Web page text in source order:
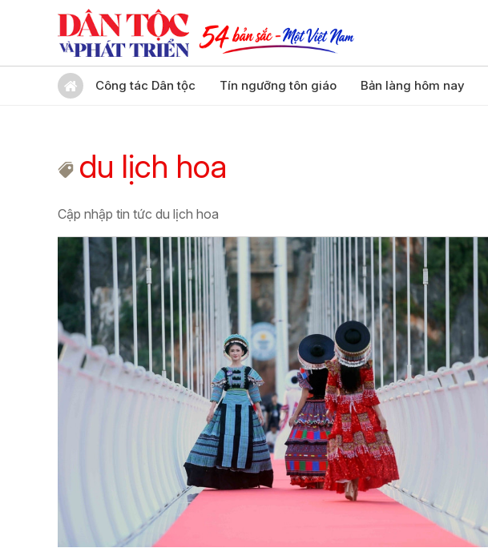
Công tác Dân tộc Tín ngưỡng tôn giáo Bản làng hôm nay
du lịch hoa
Cập nhập tin tức du lịch hoa